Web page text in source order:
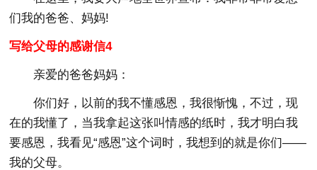
们我的爸爸、妈妈!
写给父母的感谢信4
亲爱的爸爸妈妈：
你们好，以前的我不懂感恩，我很惭愧，不过，现
在的我懂了，当我拿起这张叫情感的纸时，我才明白我
要感恩，我看见“感恩”这个词时，我想到的就是你们——
我的父母。